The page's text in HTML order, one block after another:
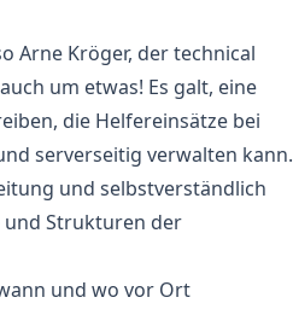
Arne Kröger, der technical
um etwas! Es galt, eine
die Helfereinsätze bei
serverseitig verwalten kann.
und selbstverständlich
und Strukturen der
und wo vor Ort